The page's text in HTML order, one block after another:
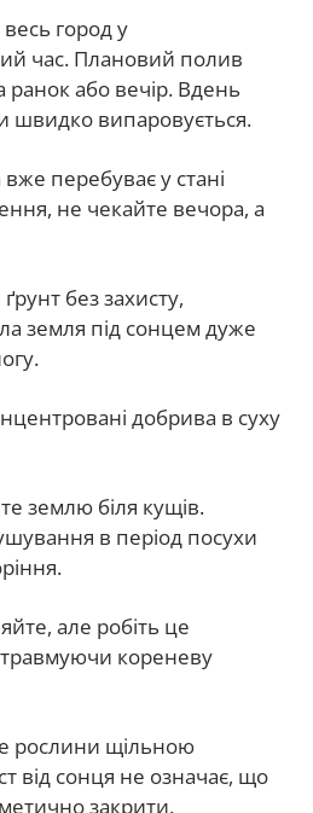
город у
час. Плановий полив
або вечір. Вдень
швидко випаровується.
перебуває у стані
не чекайте вечора, а
без захисту,
земля під сонцем дуже
добрива в суху
землю біля кущів.
в період посухи
але робіть це
кореневу
рослини щільною
від сонця не означає, що
закрити.